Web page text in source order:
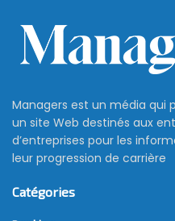
Managers est un média qui
un site Web destinés aux
d’entreprises pour les
leur progression de carrière
Catégories